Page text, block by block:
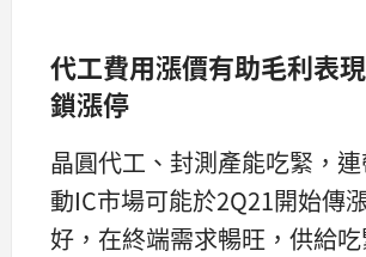
代工費用漲價有助毛利表
鎖漲停
晶圓代工、封測產能吃緊，
動IC市場可能於2Q21開始傳
好，在終端需求暢旺，供給